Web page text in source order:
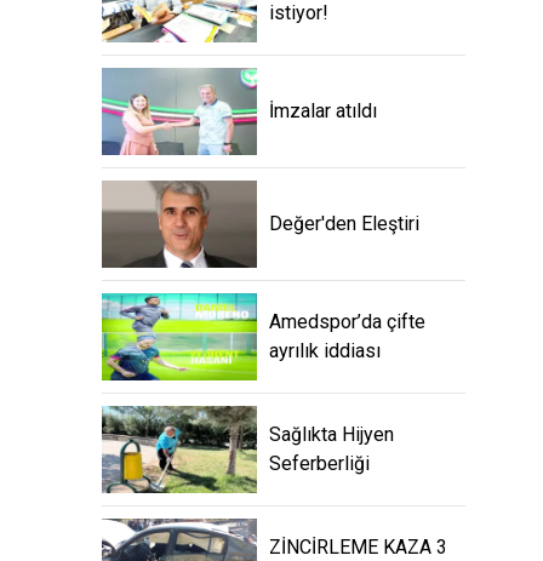
istiyor!
İmzalar atıldı
Değer'den Eleştiri
Amedspor’da çifte
ayrılık iddiası
Sağlıkta Hijyen
Seferberliği
ZİNCİRLEME KAZA 3